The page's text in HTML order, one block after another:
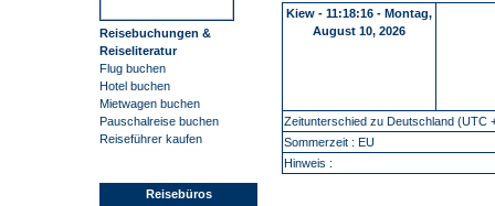
Reisebuchungen &
Reiseliteratur
Flug buchen
Hotel buchen
Mietwagen buchen
Pauschalreise buchen
Reiseführer kaufen
Reisebüros
Kiew - 11:18:17 - Montag,
August 10, 2026
Zeitunterschied zu Deutschland (UTC
Sommerzeit : EU
Hinweis :